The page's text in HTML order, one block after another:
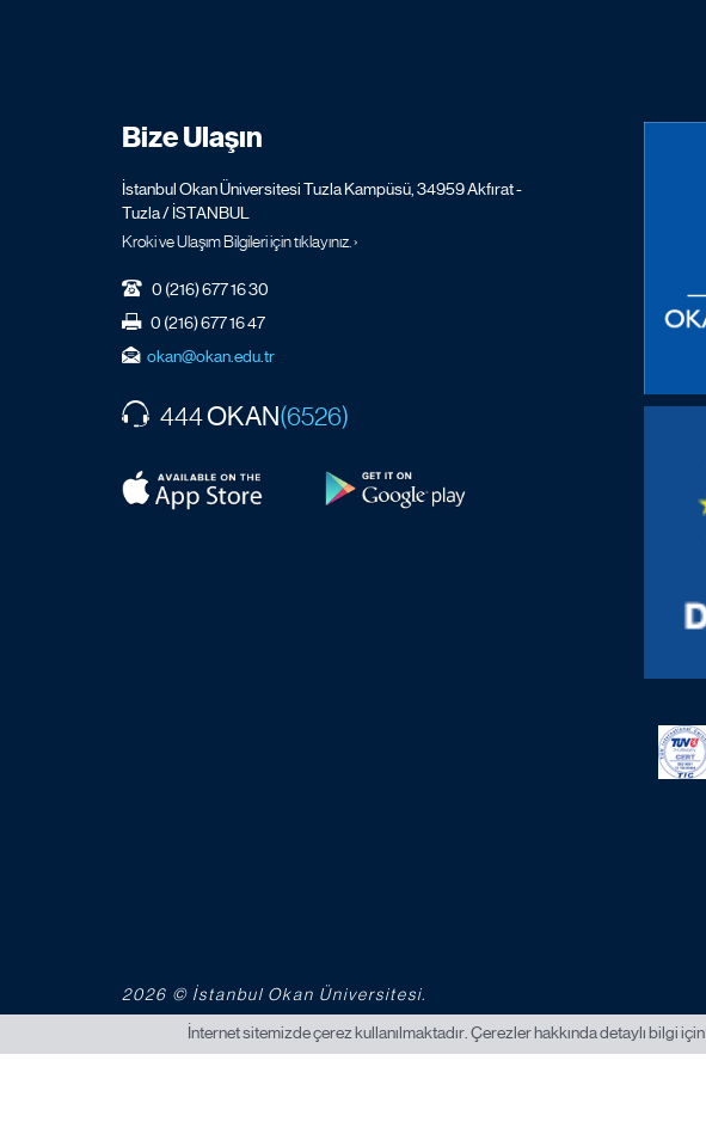
Bize Ulaşın
İstanbul Okan Üniversitesi Tuzla Kampüsü, 34959 Akfırat -
Tuzla / İSTANBUL
Kroki ve Ulaşım Bilgileri için tıklayınız. ›
0 (216) 677 16 30
0 (216) 677 16 47
okan@okan.edu.tr
444OKAN(6526)
2026 © İstanbul Okan Üniversitesi.
İnternet sitemizde çerez kullanılmaktadır. Çerezler hakkında detaylı bilgi için